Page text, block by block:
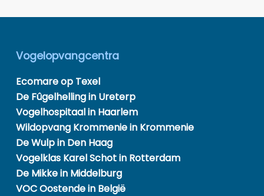
Vogelopvangcentra
Ecomare op Texel
De Fûgelhelling in Ureterp
Vogelhospitaal in Haarlem
Wildopvang Krommenie in Krommenie
De Wulp in Den Haag
Vogelklas Karel Schot in Rotterdam
De Mikke in Middelburg
VOC Oostende in België